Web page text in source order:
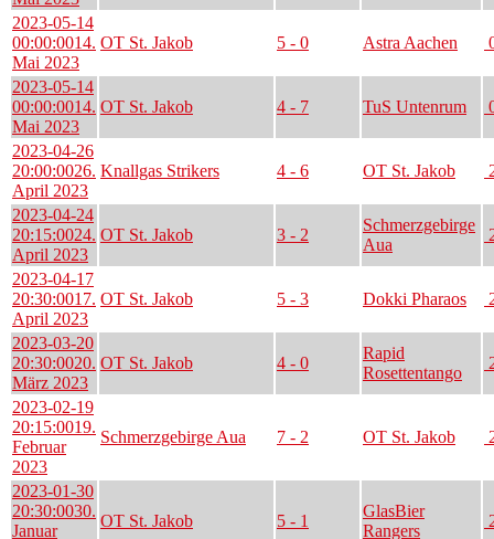
2023-05-14
00:00:0014.
Mai 2023
OT St. Jakob 5 - 0 Astra Aachen
2023-05-14
00:00:0014.
Mai 2023
OT St. Jakob 4 - 7 TuS Untenrum
2023-04-26
20:00:0026.
April 2023
Knallgas Strikers 4 - 6 OT St. Jakob
2023-04-24
20:15:0024.
April 2023
OT St. Jakob 3 - 2
Schmerzgebirge
Aua
2023-04-17
20:30:0017.
April 2023
OT St. Jakob 5 - 3 Dokki Pharaos
2023-03-20
20:30:0020.
März 2023
OT St. Jakob 4 - 0
Rapid
Rosettentango
2023-02-19
20:15:0019.
Februar
2023
Schmerzgebirge Aua 7 - 2 OT St. Jakob
2023-01-30
20:30:0030.
Januar
OT St. Jakob 5 - 1
GlasBier
Rangers